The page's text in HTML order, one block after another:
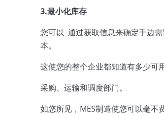
3.最小化库存
您可以 通过获取信息来确定手边
本。
这使您的整个企业都知道有多少可
采购、运输和调度部门。
如您所见，MES制造使您可以毫